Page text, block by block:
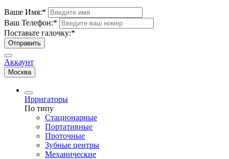
Ваше Имя:*
Ваш Телефон:*
Поставьте галочку:*
Отправить
Аккаунт
Москва
Ирригаторы
По типу
Стационарные
Портативные
Проточные
Зубные центры
Механические